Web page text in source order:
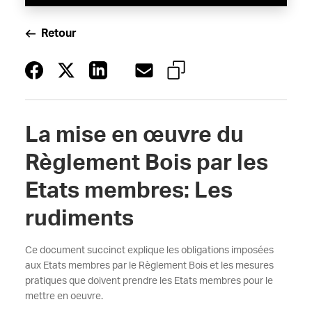
Retour
La mise en œuvre du
Règlement Bois par les
Etats membres: Les
rudiments
Ce document succinct explique les obligations imposées
aux Etats membres par le Règlement Bois et les mesures
pratiques que doivent prendre les Etats membres pour le
mettre en oeuvre.